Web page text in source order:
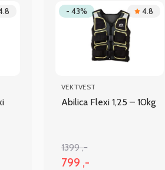
- 43% 4.8
VEKTVEST
Abilica Flexi 1,25 – 10kg
1399 ,-
799 ,-